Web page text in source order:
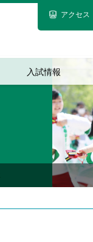
アクセス
入試情報